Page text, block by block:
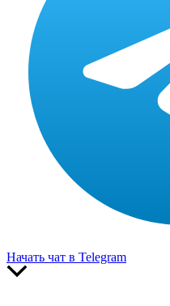
Начать чат в Telegram